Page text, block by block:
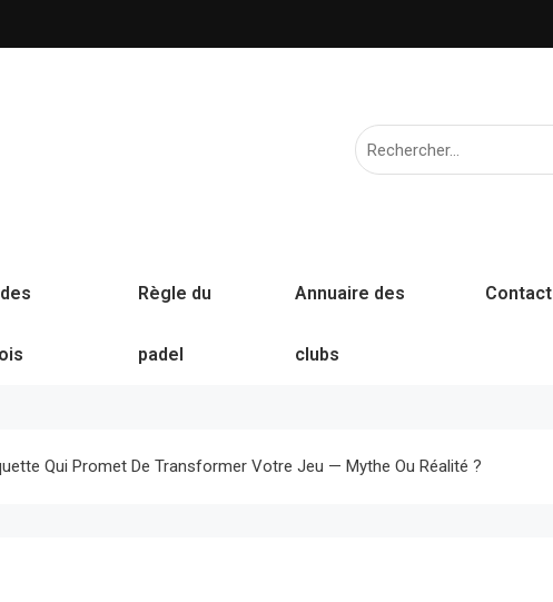
Règle du
padel
Annuaire des
clubs
Contact
Qui Promet De Transformer Votre Jeu — Mythe Ou Réalité ?